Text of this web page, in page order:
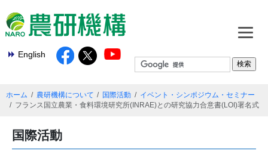
English
ホーム 農研機構について 国際活動
イベント・シンポジウム・セミナー
フランス国立農業・食料環境研究所(INRAE)との研究協力合意書(LOI)署名式
国際活動